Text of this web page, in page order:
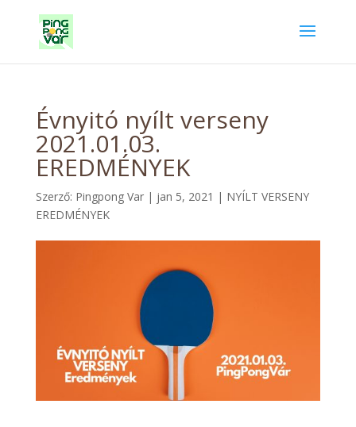
Évnyitó nyílt verseny
2021.01.03.
EREDMÉNYEK
Szerző: Pingpong Var| jan 5, 2021 | NYÍLT VERSENY
EREDMÉNYEK